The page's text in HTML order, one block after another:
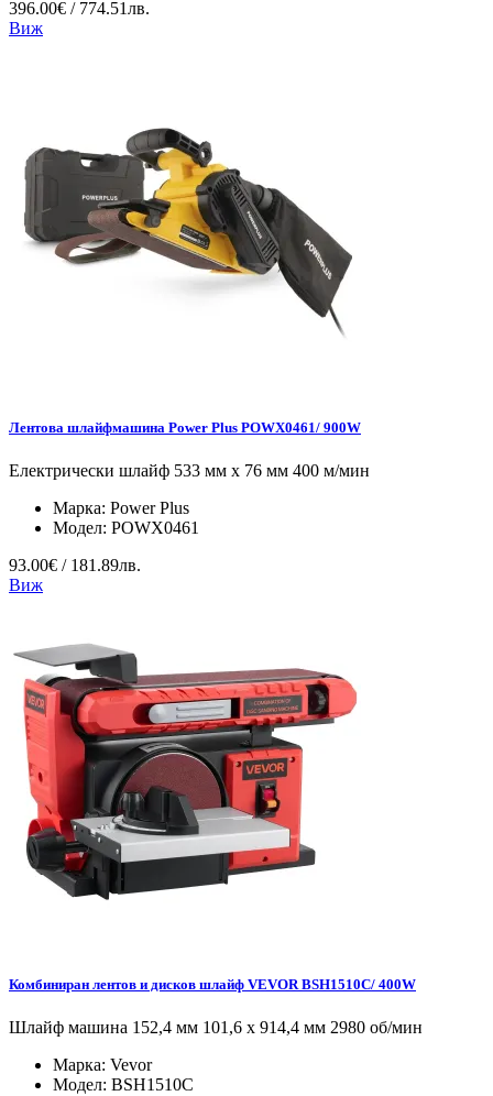
396.00€ / 774.51лв.
Виж
Лентова шлайфмашина Power Plus POWX0461/ 900W
Електрически шлайф 533 мм x 76 мм 400 м/мин
Марка: Power Plus
Модел: POWX0461
93.00€ / 181.89лв.
Виж
Комбиниран лентов и дисков шлайф VEVOR BSH1510C/ 400W
Шлайф машина 152,4 мм 101,6 x 914,4 мм 2980 об/мин
Марка: Vevor
Модел: BSH1510C